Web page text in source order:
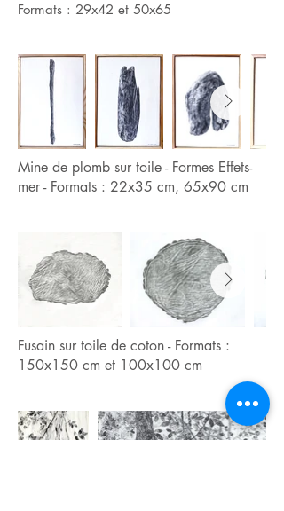
Formats : 29x42 et 50x65
Mine de plomb sur toile - Formes Effets-
mer - Formats : 22x35 cm, 65x90 cm
Fusain sur toile de coton - Formats :
150x150 cm et 100x100 cm